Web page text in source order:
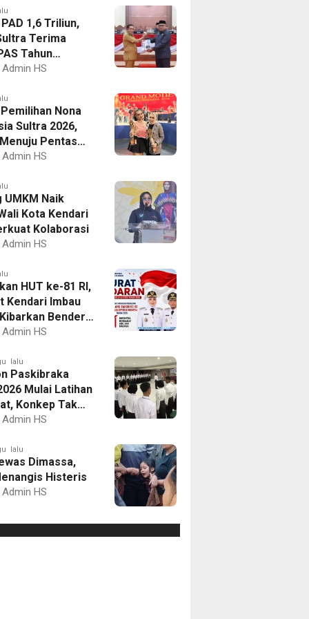
1,6 Triliun,
Terima
Tahun
2027
Admin HS
Nona
Sultra 2026,
Pentas
Admin HS
UMKM Naik
Kota Kendari
Kolaborasi
Admin HS
HUT ke-81 RI,
Kendari Imbau
Bendera
dan Gelar
Admin HS
lalu
Paskibraka
Mulai Latihan
Konkep Tak
Admin HS
lalu
Dimassa,
Histeris
Admin HS